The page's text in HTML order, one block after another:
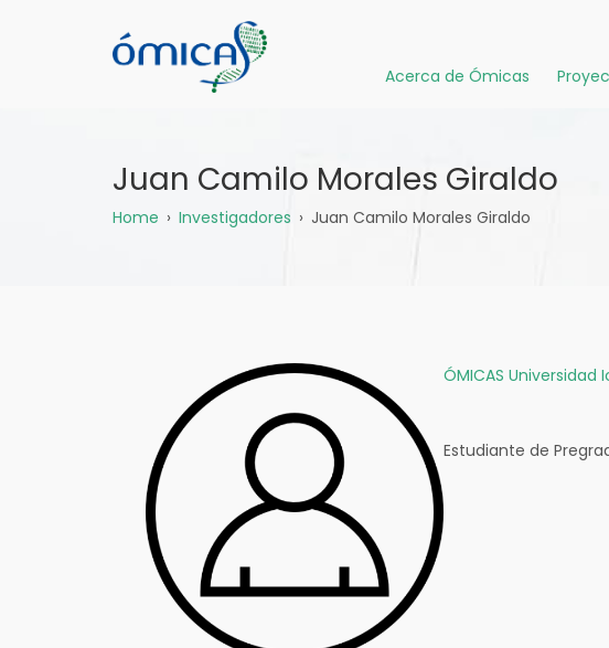
Acerca de Ómicas
Juan Camilo Morales Giraldo
Sobrescribir
navegación
Home Investigadores Juan Camilo Morales Giraldo
ÓMICAS Universidad
Estudiante de